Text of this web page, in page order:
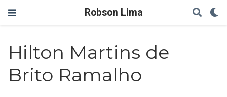
Robson Lima
Hilton Martins de
Brito Ramalho